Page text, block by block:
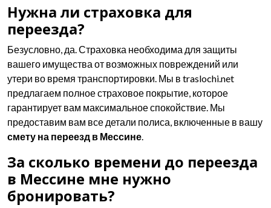
Нужна ли страховка для
переезда?
Безусловно, да. Страховка необходима для защиты
вашего имущества от возможных повреждений или
утери во время транспортировки. Мы в traslochi.net
предлагаем полное страховое покрытие, которое
гарантирует вам максимальное спокойствие. Мы
предоставим вам все детали полиса, включенные в вашу
смету на переезд в Мессине.
За сколько времени до переезда
в Мессине мне нужно
бронировать?